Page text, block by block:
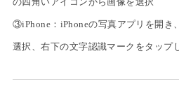
③iPhone：iPhoneの写真アプリを開き
選択、右下の文字認識マークをタップ